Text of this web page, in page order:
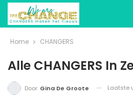
Home CHANGERS
Alle CHANGERS In
Door Gina De Groote Laatste